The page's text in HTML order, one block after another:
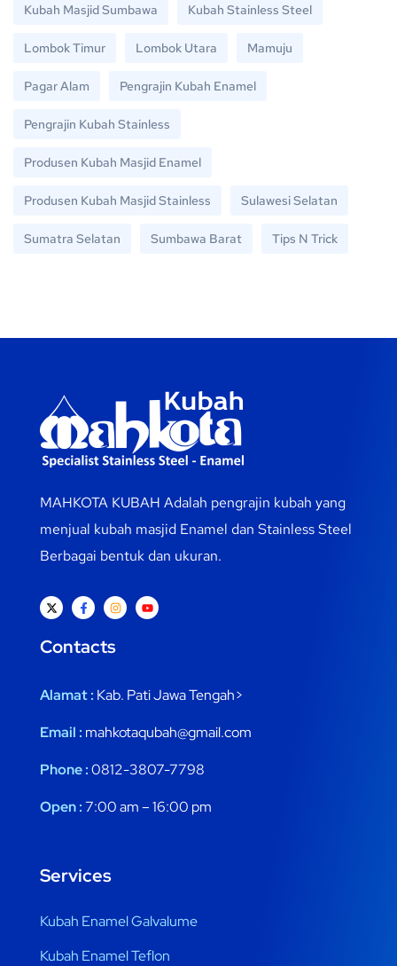
Kubah Masjid Sumbawa Kubah Stainless Steel
Lombok Timur Lombok Utara Mamuju
Pagar Alam Pengrajin Kubah Enamel
Pengrajin Kubah Stainless
Produsen Kubah Masjid Enamel
Produsen Kubah Masjid Stainless Sulawesi Selatan
Sumatra Selatan Sumbawa Barat Tips N Trick
MAHKOTA KUBAH Adalah pengrajin kubah yang
menjual kubah masjid Enamel dan Stainless Steel
Berbagai bentuk dan ukuran.
Contacts
Alamat : Kab. Pati Jawa Tengah>
Email : mahkotaqubah@gmail.com
Phone :0812-3807-7798
Open :7:00 am – 16:00 pm
Services
Kubah Enamel Galvalume
Kubah Enamel Teflon